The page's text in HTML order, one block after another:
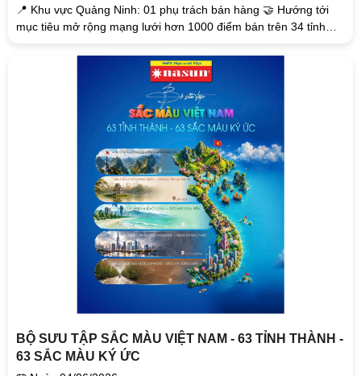
📍 Khu vực Quảng Ninh: 01 phụ trách bán hàng 🤝 Hướng tới
mục tiêu mở rộng mạng lưới hơn 1000 điểm bán trên 34 tỉnh
BỘ SƯU TẬP SẮC MÀU VIỆT NAM - 63 TỈNH THÀNH -
63 SẮC MÀU KÝ ỨC